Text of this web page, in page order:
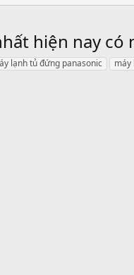
hiện nay
lạnh tủ đứng panasonic máy